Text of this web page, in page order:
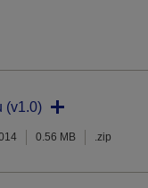
(v1.0)
0.56 MB .zip